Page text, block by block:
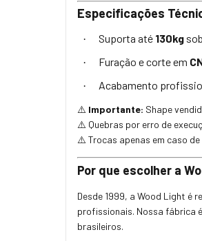
Especificações
· Suporta até 130kg
· Furação e corte em
· Acabamento
⚠️ Importante: Shape
⚠️ Quebras por erro de
⚠️ Trocas apenas em caso
Por que escolher a
Desde 1999, a Wood Light é
profissionais. Nossa fábrica
brasileiros.